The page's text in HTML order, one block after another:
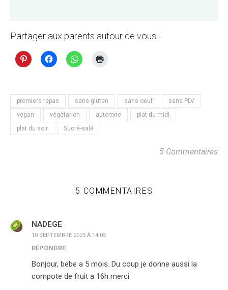
Partager aux parents autour de vous !
premiers repas sans gluten sans oeuf
sans PLV
vegan
végétarien automne
plat du midi
plat du soir
Sucré-salé
5 Commentaires
5 COMMENTAIRES
NADEGE
10 SEPTEMBRE 2025 À 14:05
RÉPONDRE
Bonjour, bebe a 5 mois. Du coup je donne aussi la
compote de fruit a 16h merci